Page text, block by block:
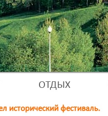
ОТДЫХ
исторический фестиваль.